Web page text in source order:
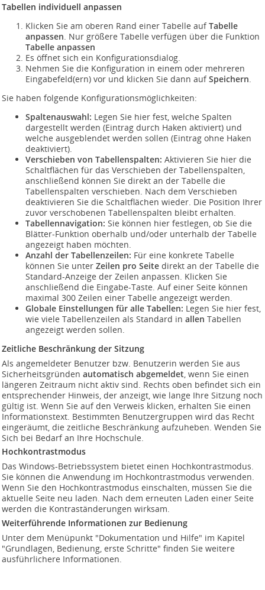
Tabellen individuell anpassen
Klicken Sie am oberen Rand einer Tabelle aufTabelle
anpassen. Nur größere Tabelle verfügen über die Funktion
Tabelle anpassen
Es öffnet sich ein Konfigurationsdialog.
Nehmen Sie die Konfiguration in einem oder mehreren
Eingabefeld(ern) vor und klicken Sie dann aufSpeichern.
Sie haben folgende Konfigurationsmöglichkeiten:
Spaltenauswahl: Legen Sie hier fest, welche Spalten
dargestellt werden (Eintrag durch Haken aktiviert) und
welche ausgeblendet werden sollen (Eintrag ohne Haken
deaktiviert).
Verschieben von Tabellenspalten: Aktivieren Sie hier die
Schaltflächen für das Verschieben der Tabellenspalten,
anschließend können Sie direkt an der Tabelle die
Tabellenspalten verschieben. Nach dem Verschieben
deaktivieren Sie die Schaltflächen wieder. Die Position Ihrer
zuvor verschobenen Tabellenspalten bleibt erhalten.
Tabellennavigation: Sie können hier festlegen, ob Sie die
Blätter-Funktion oberhalb und/oder unterhalb der Tabelle
angezeigt haben möchten.
Anzahl der Tabellenzeilen: Für eine konkrete Tabelle
können Sie unter Zeilen pro Seite direkt an der Tabelle die
Standard-Anzeige der Zeilen anpassen. Klicken Sie
anschließend die Eingabe-Taste. Auf einer Seite können
maximal 300 Zeilen einer Tabelle angezeigt werden.
Globale Einstellungen für alle Tabellen: Legen Sie hier fest,
wie viele Tabellenzeilen als Standard in allen Tabellen
angezeigt werden sollen.
Zeitliche Beschränkung der Sitzung
Als angemeldeter Benutzer bzw. Benutzerin werden Sie aus
Sicherheitsgründen automatisch abgemeldet, wenn Sie einen
längeren Zeitraum nicht aktiv sind. Rechts oben befindet sich ein
entsprechender Hinweis, der anzeigt, wie lange Ihre Sitzung noch
gültig ist. Wenn Sie auf den Verweis klicken, erhalten Sie einen
Informationstext. Bestimmten Benutzergruppen wird das Recht
eingeräumt, die zeitliche Beschränkung aufzuheben. Wenden Sie
Sich bei Bedarf an Ihre Hochschule.
Hochkontrastmodus
Das Windows-Betriebssystem bietet einen Hochkontrastmodus.
Sie können die Anwendung im Hochkontrastmodus verwenden.
Wenn Sie den Hochkontrastmodus einschalten, müssen Sie die
aktuelle Seite neu laden. Nach dem erneuten Laden einer Seite
werden die Kontraständerungen wirksam.
Weiterführende Informationen zur Bedienung
Unter dem Menüpunkt "Dokumentation und Hilfe" im Kapitel
"Grundlagen, Bedienung, erste Schritte" finden Sie weitere
ausführlichere Informationen.